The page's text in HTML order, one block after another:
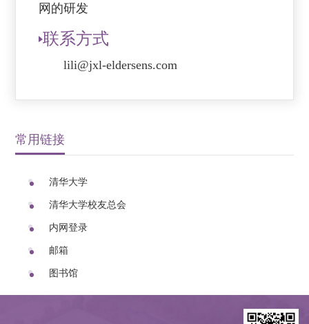
网的研发
联系方式
lili@jxl-eldersens.com
常用链接
清华大学
清华大学校友总会
内网登录
邮箱
图书馆